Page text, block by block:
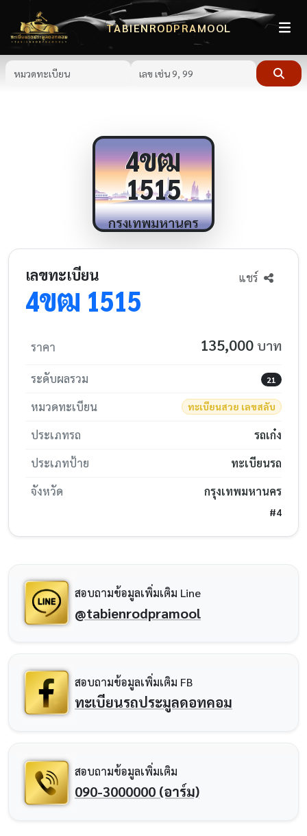
TABIENRODPRAMOOL
4ขฒ
1515
กรุงเทพมหานคร
เลขทะเบียน
4ขฒ 1515
แชร์
ราคา 135,000 บาท
ระดับผลรวม 21
หมวดทะเบียน ทะเบียนสวย เลขสลับ
ประเภทรถ
รถเก๋ง
ประเภทป้าย
ทะเบียนรถ
จังหวัด
กรุงเทพมหานคร
#4
สอบถามข้อมูลเพิ่มเติม Line
@tabienrodpramool
สอบถามข้อมูลเพิ่มเติม FB
ทะเบียนรถประมูลดอทคอม
สอบถามข้อมูลเพิ่มเติม
090-3000000 (อาร์ม)